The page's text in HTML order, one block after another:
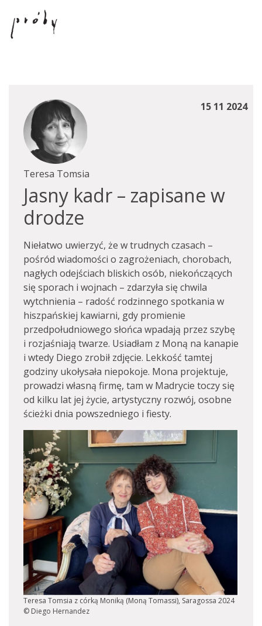
15 11 2024
Teresa Tomsia
Jasny kadr – zapisane w
drodze
Niełatwo uwierzyć, że w trudnych czasach –
pośród wiadomości o zagrożeniach, chorobach,
nagłych odejściach bliskich osób, niekończących
się sporach i wojnach – zdarzyła się chwila
wytchnienia – radość rodzinnego spotkania w
hiszpańskiej kawiarni, gdy promienie
przedpołudniowego słońca wpadają przez szybę
i rozjaśniają twarze. Usiadłam z Moną na kanapie
i wtedy Diego zrobił zdjęcie. Lekkość tamtej
godziny ukołysała niepokoje. Mona projektuje,
prowadzi własną firmę, tam w Madrycie toczy się
od kilku lat jej życie, artystyczny rozwój, osobne
ścieżki dnia powszedniego i fiesty.
Teresa Tomsia z córką Moniką (Moną Tomassi), Saragossa 2024
© Diego Hernandez